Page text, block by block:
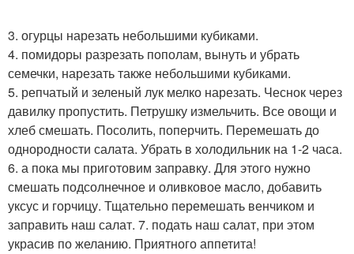
3. огурцы нарезать небольшими кубиками.
4. помидоры разрезать пополам, вынуть и убрать
семечки, нарезать также небольшими кубиками.
5. репчатый и зеленый лук мелко нарезать. Чеснок через
давилку пропустить. Петрушку измельчить. Все овощи и
хлеб смешать. Посолить, поперчить. Перемешать до
однородности салата. Убрать в холодильник на 1-2 часа.
6. а пока мы приготовим заправку. Для этого нужно
смешать подсолнечное и оливковое масло, добавить
уксус и горчицу. Тщательно перемешать венчиком и
заправить наш салат. 7. подать наш салат, при этом
украсив по желанию. Приятного аппетита!